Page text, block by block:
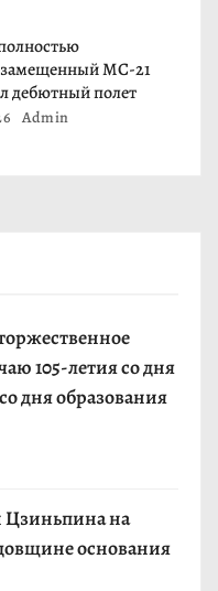
МС-21
дебютный полет
Admin
105-летия со дня
дня образования
Цзиньпина на
основания